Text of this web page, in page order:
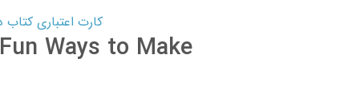
کارت اعتباری کتاب دانلود با 10,000,000 اعتبار
Ways to Make